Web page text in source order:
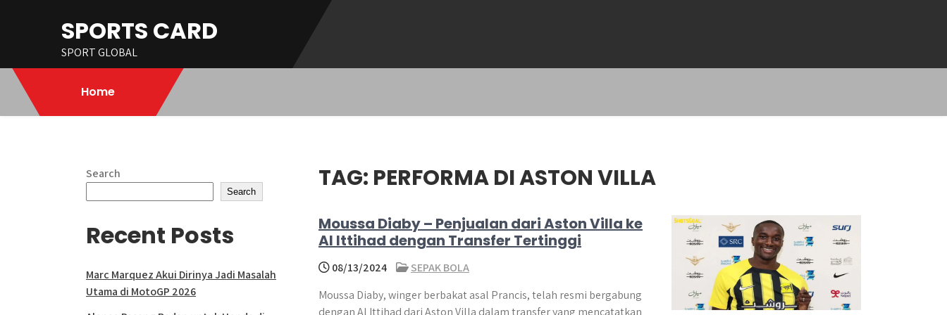
SPORTS CARD
SPORT GLOBAL
Home
TAG: PERFORMA DI ASTON VILLA
Moussa Diaby – Penjualan dari Aston Villa ke
Al Ittihad dengan Transfer Tertinggi
08/13/2024
SEPAK BOLA
Moussa Diaby, winger berbakat asal Prancis, telah resmi bergabung
dengan Al Ittihad dari Aston Villa dalam transfer yang mencatatkan
Search
Search
Recent Posts
Marc Marquez Akui Dirinya Jadi Masalah
Utama di MotoGP 2026